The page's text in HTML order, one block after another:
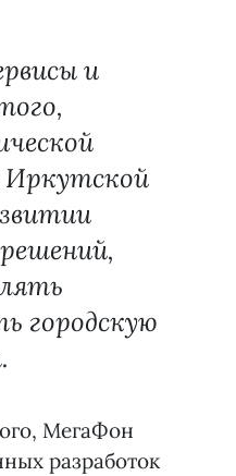
и
Иркутской
городскую
МегаФон
разработок